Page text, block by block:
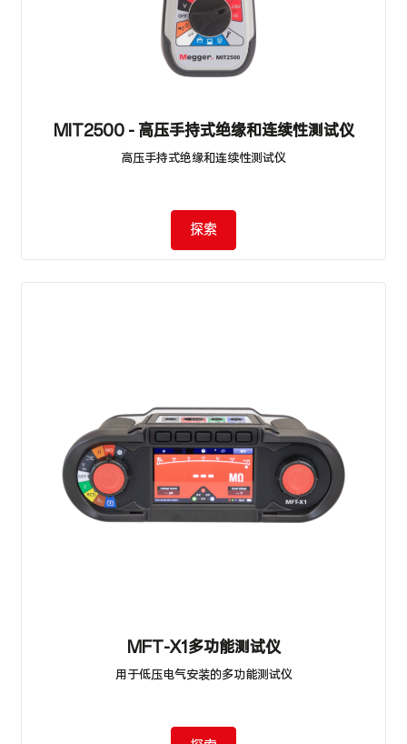
MIT2500 - 高压手持式绝缘和连续性测试仪
高压手持式绝缘和连续性测试仪
探索
MFT-X1多功能测试仪
用于低压电气安装的多功能测试仪